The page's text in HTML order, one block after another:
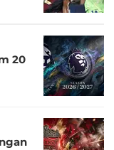
20